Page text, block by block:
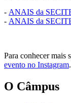
- ANAIS da
- ANAIS da
Para conhecer mais
evento no Instagram.
O Câmpus